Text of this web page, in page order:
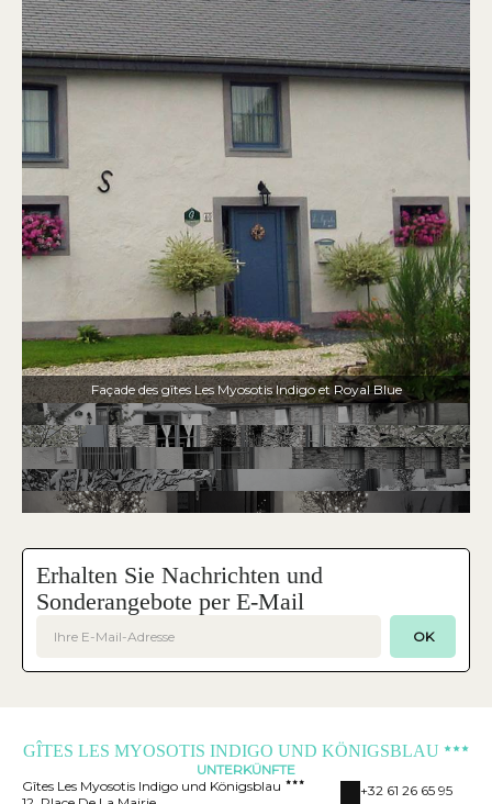
Façade des gîtes Les Myosotis Indigo et Royal Blue
Erhalten Sie Nachrichten und
Sonderangebote per E-Mail
OK
GÎTES LES MYOSOTIS INDIGO UND KÖNIGSBLAU
UNTERKÜNFTE
Gîtes Les Myosotis Indigo und Königsblau
+32 61 26 65 95